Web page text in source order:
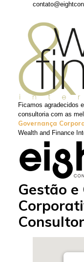
Ficamos agradecidos
consultoria com as
Governança
Wealth and Finance
Gestão e